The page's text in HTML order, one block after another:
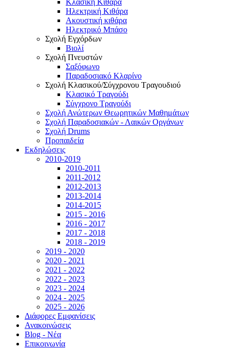
Κλασική Κιθάρα
Ηλεκτρική Κιθάρα
Ακουστική κιθάρα
Ηλεκτρικό Μπάσο
Σχολή Εγχόρδων
Βιολί
Σχολή Πνευστών
Σαξόφωνο
Παραδοσιακό Κλαρίνο
Σχολή Κλασικού/Σύγχρονου Τραγουδιού
Κλασικό Τραγούδι
Σύγχρονο Τραγούδι
Σχολή Ανώτερων Θεωρητικών Μαθημάτων
Σχολή Παραδοσιακών - Λαικών Οργάνων
Σχολή Drums
Προπαιδεία
Εκδηλώσεις
2010-2019
2010-2011
2011-2012
2012-2013
2013-2014
2014-2015
2015 - 2016
2016 - 2017
2017 - 2018
2018 - 2019
2019 - 2020
2020 - 2021
2021 - 2022
2022 - 2023
2023 - 2024
2024 - 2025
2025 - 2026
Διάφορες Εμφανίσεις
Ανακοινώσεις
Blog - Νέα
Επικοινωνία